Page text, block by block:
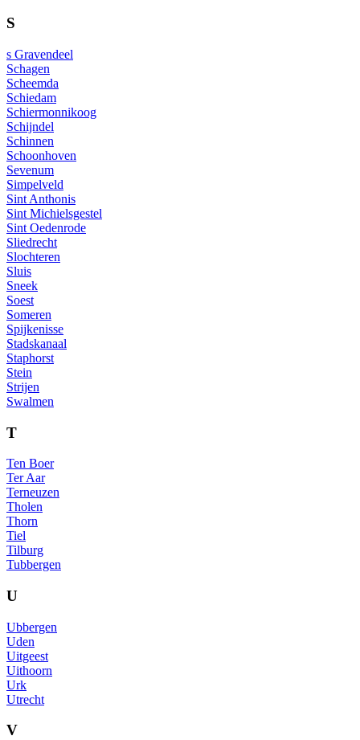
S
s Gravendeel
Schagen
Scheemda
Schiedam
Schiermonnikoog
Schijndel
Schinnen
Schoonhoven
Sevenum
Simpelveld
Sint Anthonis
Sint Michielsgestel
Sint Oedenrode
Sliedrecht
Slochteren
Sluis
Sneek
Soest
Someren
Spijkenisse
Stadskanaal
Staphorst
Stein
Strijen
Swalmen
T
Ten Boer
Ter Aar
Terneuzen
Tholen
Thorn
Tiel
Tilburg
Tubbergen
U
Ubbergen
Uden
Uitgeest
Uithoorn
Urk
Utrecht
V